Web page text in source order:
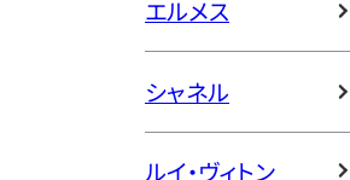
エルメス
シャネル
ルイ・ヴィトン